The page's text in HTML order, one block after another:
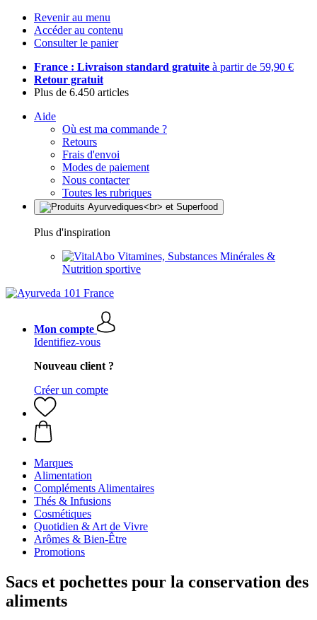
Revenir au menu
Accéder au contenu
Consulter le panier
France : Livraison standard gratuite à partir de 59,90 €
Retour gratuit
Plus de 6.450 articles
Aide
Où est ma commande ?
Retours
Frais d'envoi
Modes de paiement
Nous contacter
Toutes les rubriques
Plus d'inspiration
Vitamines, Substances Minérales &
Nutrition sportive
Mon compte
Identifiez-vous
Nouveau client ?
Créer un compte
Marques
Alimentation
Compléments Alimentaires
Thés & Infusions
Cosmétiques
Quotidien & Art de Vivre
Arômes & Bien-Être
Promotions
Sacs et pochettes pour la conservation des
aliments